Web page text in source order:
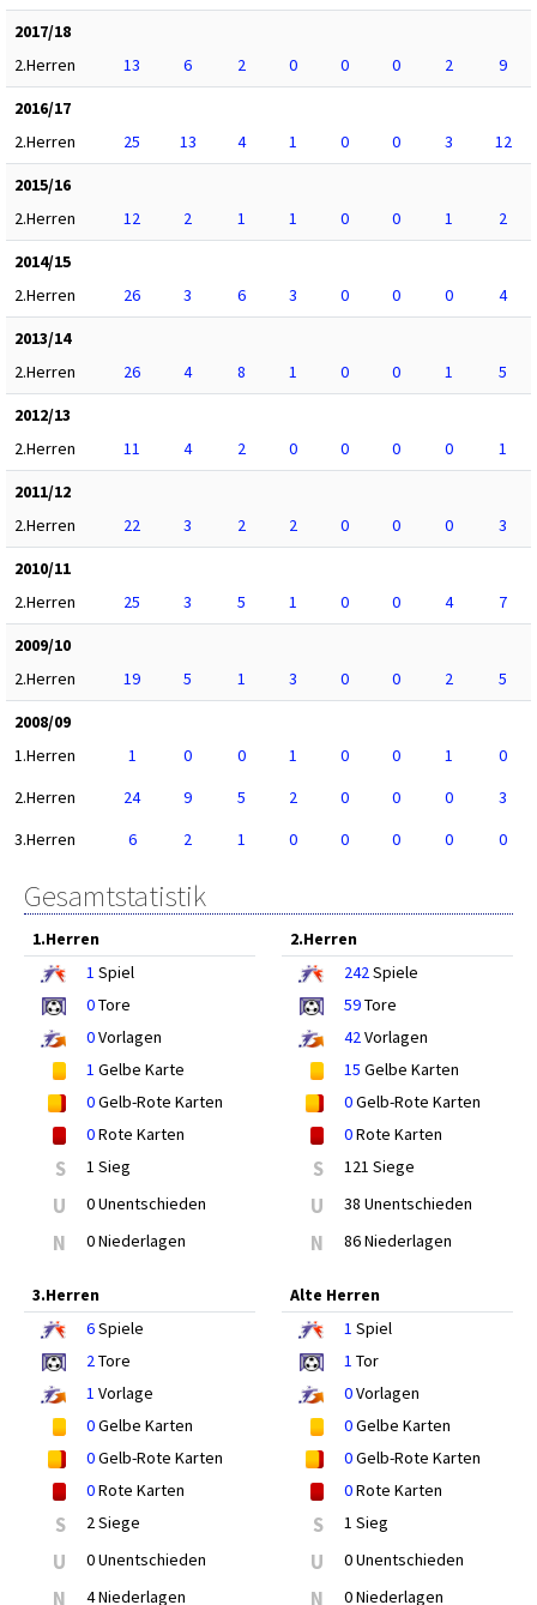
2017/18
2.Herren
13 6 2 0 0 0 2
9
2016/17
2.Herren
25 13 4 1 0 0 3
12
2015/16
2.Herren
12 2 1 1 0 0 1
2
2014/15
2.Herren
26 3 6 3 0 0 0
4
2013/14
2.Herren
26 4 8 1 0 0 1
5
2012/13
2.Herren
11 4 2 0 0 0 0
1
2011/12
2.Herren
22 3 2 2 0 0 0
3
2010/11
2.Herren
25 3 5 1 0 0 4
7
2009/10
2.Herren
19 5 1 3 0 0 2
5
2008/09
1.Herren
1 0 0 1 0 0 1
0
2.Herren
24 9 5 2 0 0 0
3
3.Herren
6 2 1 0 0 0 0 0
Gesamtstatistik
1.Herren
1 Spiel
0Tore
0Vorlagen
1 Gelbe Karte
0Gelb-Rote Karten
0Rote Karten
S 1 Sieg
U 0 Unentschieden
N 0 Niederlagen
2.Herren
242 Spiele
59Tore
42 Vorlagen
15 Gelbe Karten
0Gelb-Rote Karten
0Rote Karten
S 121 Siege
U 38 Unentschieden
N 86 Niederlagen
3.Herren
6Spiele
2 Tore
1 Vorlage
0Gelbe Karten
0Gelb-Rote Karten
0Rote Karten
S 2 Siege
U 0 Unentschieden
N 4 Niederlagen
Alte Herren
1 Spiel
1 Tor
0Vorlagen
0Gelbe Karten
0Gelb-Rote Karten
0Rote Karten
S 1 Sieg
U 0 Unentschieden
N 0 Niederlagen